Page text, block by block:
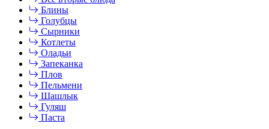
Блины
Голубцы
Сырники
Котлеты
Оладьи
Запеканка
Плов
Пельмени
Шашлык
Гуляш
Паста